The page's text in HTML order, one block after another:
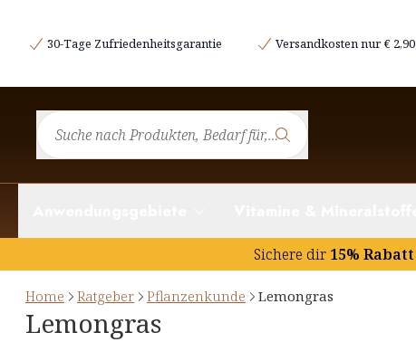
30-Tage Zufriedenheitsgarantie Versandkosten nur € 2,90
Sichere dir 15% Rabatt
Home Ratgeber Pflanzenkunde Lemongras
Lemongras
Etymologie und Geschichtliches
Hinweise